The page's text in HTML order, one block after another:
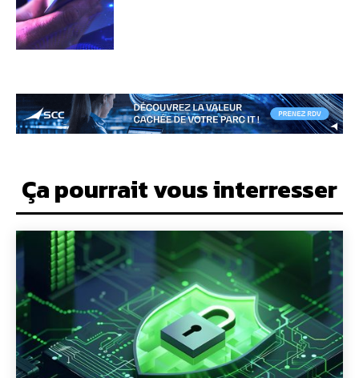
Ça pourrait vous interresser